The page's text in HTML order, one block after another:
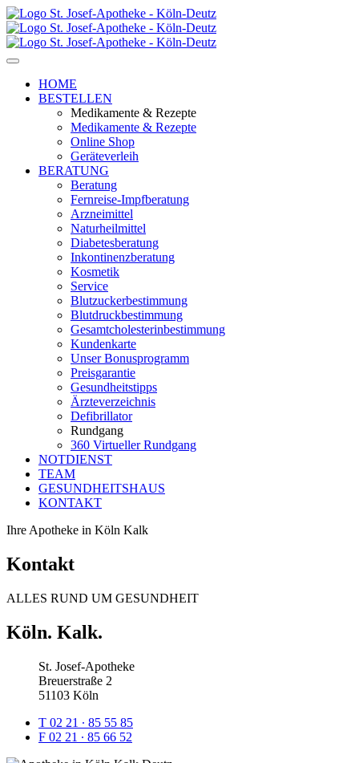
HOME
BESTELLEN
Medikamente & Rezepte
Medikamente & Rezepte
Online Shop
Geräteverleih
BERATUNG
Beratung
Fernreise-Impfberatung
Arzneimittel
Naturheilmittel
Diabetesberatung
Inkontinenzberatung
Kosmetik
Service
Blutzuckerbestimmung
Blutdruckbestimmung
Gesamtcholesterinbestimmung
Kundenkarte
Unser Bonusprogramm
Preisgarantie
Gesundheitstipps
Ärzteverzeichnis
Defibrillator
Rundgang
360 Virtueller Rundgang
NOTDIENST
TEAM
GESUNDHEITSHAUS
KONTAKT
Ihre Apotheke in Köln Kalk
Kontakt
ALLES RUND UM GESUNDHEIT
Köln. Kalk.
St. Josef-Apotheke
Breuerstraße 2
51103 Köln
T 02 21 ∙ 85 55 85
F 02 21 ∙ 85 66 52